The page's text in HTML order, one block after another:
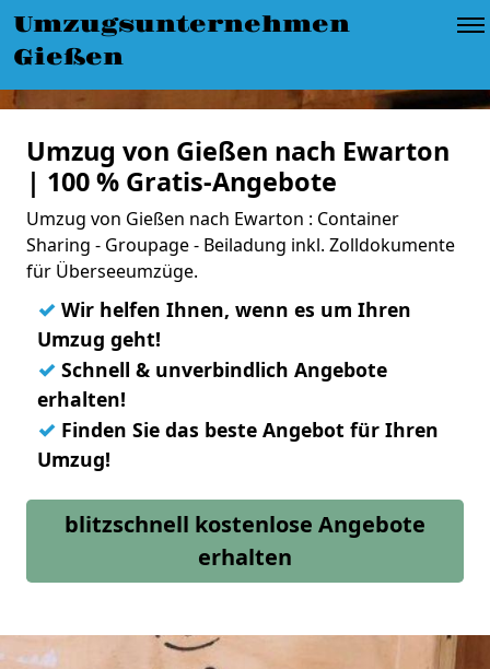
Umzugsunternehmen
Gießen
Umzug von Gießen nach Ewarton
| 100 % Gratis-Angebote
Umzug von Gießen nach Ewarton : Container
Sharing - Groupage - Beiladung inkl. Zolldokumente
für Überseeumzüge.
✓ Wir helfen Ihnen, wenn es um Ihren
Umzug geht!
✓ Schnell & unverbindlich Angebote
erhalten!
✓ Finden Sie das beste Angebot für Ihren
Umzug!
blitzschnell kostenlose Angebote
erhalten